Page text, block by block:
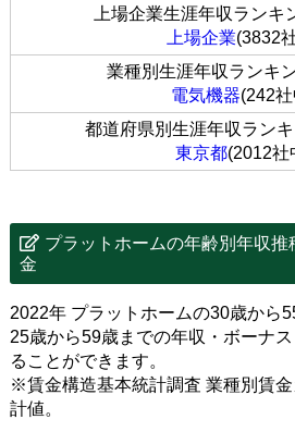
上場企業生涯年収ランキ
上場企業(3832
業種別生涯年収ランキ
電気機器(242
都道府県別生涯年収ランキ
東京都(2012社
プラットホームの年齢別年収
金
2022年 プラットホームの30歳から
25歳から59歳までの年収・ボーナ
ることができます。
※賃金構造基本統計調査 業種別賃
計値。